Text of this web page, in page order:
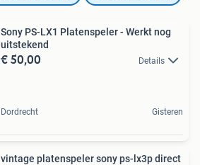
Sony PS-LX1 Platenspeler - Werkt nog
uitstekend
€ 50,00 Details
Dordrecht Gisteren
vintage platenspeler sony ps-lx3p direct